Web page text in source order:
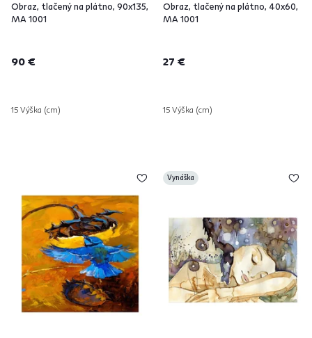
Obraz, tlačený na plátno, 90x135,
MA 1001
90 €
15 Výška (cm)
Obraz, tlačený na plátno, 40x60,
MA 1001
27 €
15 Výška (cm)
Vynáška